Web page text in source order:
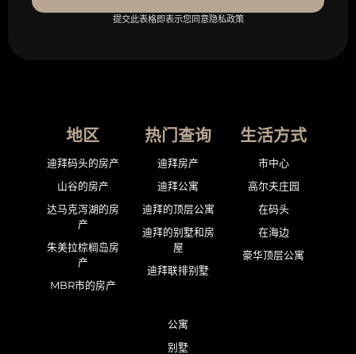
提交此表格即表示您同意隐私政策
地区
迪拜码头的房产
山谷的房产
达马克泻湖的房
产
朱美拉棕榈岛房
产
MBR市的房产
热门查询
迪拜房产
迪拜公寓
迪拜的顶层公寓
迪拜的别墅和房
屋
迪拜联排别墅
生活方式
市中心
高尔夫庄园
在码头
在海边
豪华顶层公寓
公寓
别墅